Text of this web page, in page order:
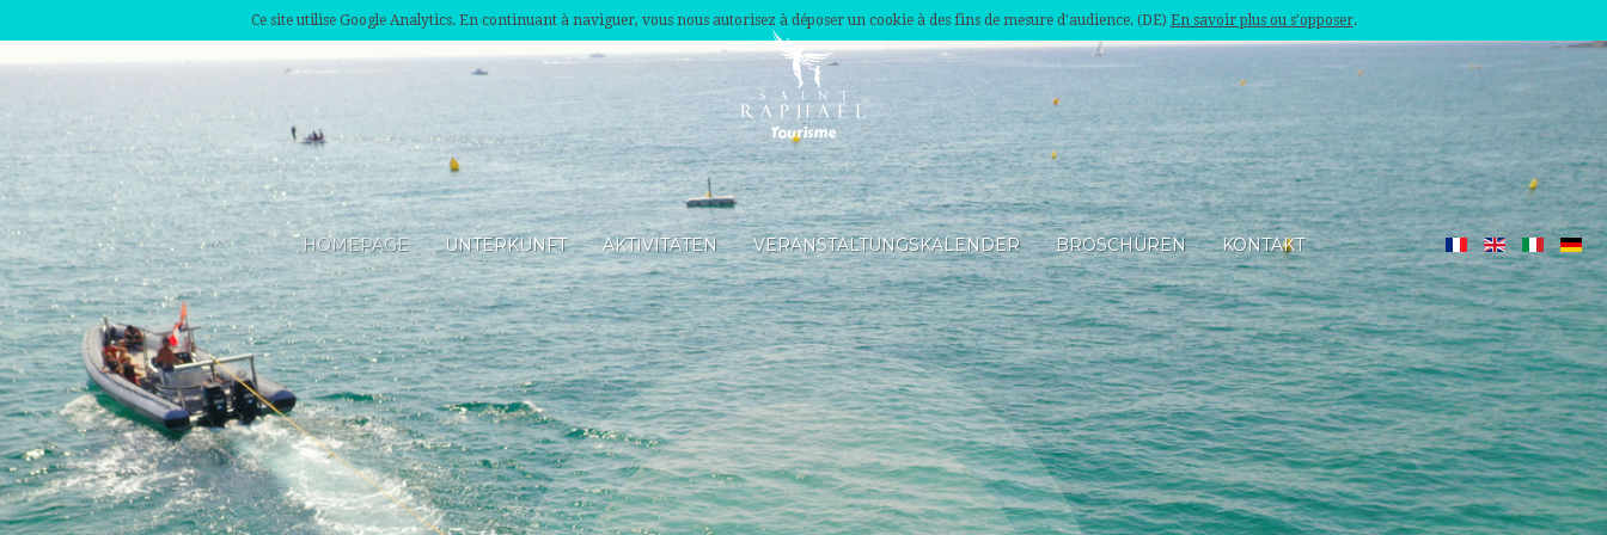
Ce site utilise Google Analytics. En continuant à naviguer, vous nous autorisez à déposer un cookie à des fins de mesure d'audience. (DE) En savoir plus ou s'opposer.
HOMEPAGE UNTERKUNFT AKTIVITÄTEN VERANSTALTUNGSKALENDER BROSCHÜREN KONTAKT